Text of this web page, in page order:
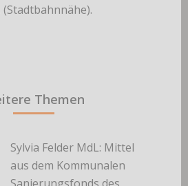
Themen
Sylvia Felder MdL: Mittel
aus dem Kommunalen